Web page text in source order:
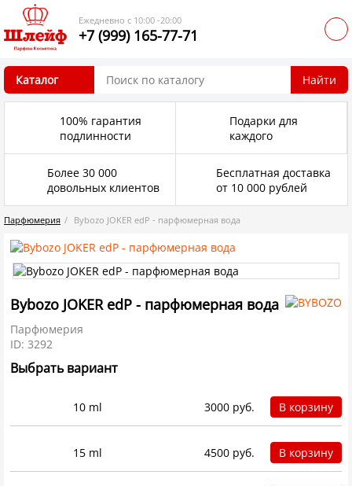
Ежедневно с 10:00 -20:00
+7 (999) 165-77-71
Каталог Найти
100% гарантия
подлинности
Подарки для
каждого
Более 30 000
довольных клиентов
Бесплатная доставка
от 10 000 рублей
Парфюмерия Bybozo JOKER edP - парфюмерная вода
Bybozo JOKER edP - парфюмерная вода
Парфюмерия
ID: 3292
Выбрать вариант
10 ml 3000 руб. В корзину
15 ml 4500 руб. В корзину